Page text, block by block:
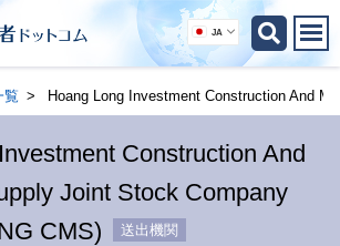
JA
覧 Hoang Long Investment Construction And
Construction And
Joint Stock Company
CMS)
送出機関